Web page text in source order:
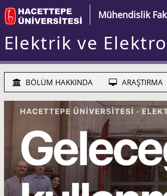
Mühendislik
Elektrik ve
BÖLÜM HAKKINDA ARAŞTIRMA